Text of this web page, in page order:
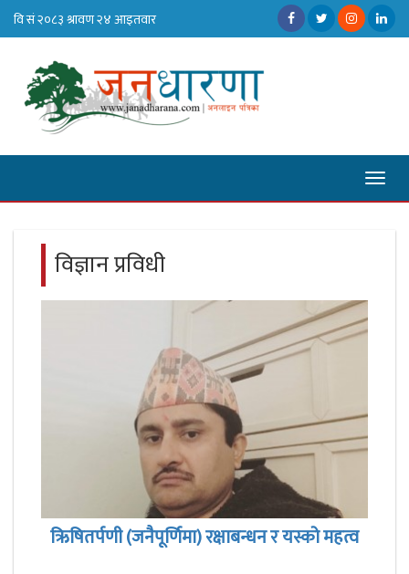
विज्ञान प्रविधी
ऋिषितर्पणी (जनैपूर्णिमा) रक्षाबन्धन र यस्को महत्व